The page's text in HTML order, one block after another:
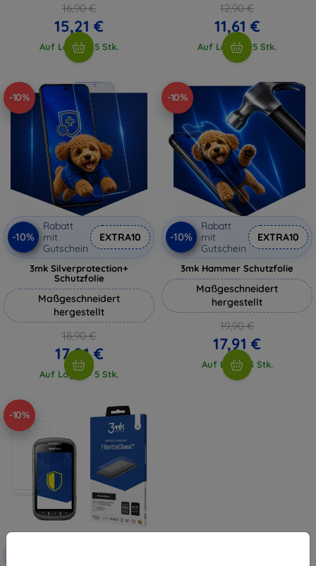
16,90 €
15,21 €
Auf Lager > 5 Stk.
12,90 €
11,61 €
Auf Lager > 5 Stk.
-10%
-10%
Rabatt
mit
Gutschein
EXTRA10
3mk Silverprotection+
Schutzfolie
Maßgeschneidert
hergestellt
18,90 €
17,01 €
Auf Lager > 5 Stk.
-10%
-10%
Rabatt
mit
Gutschein
EXTRA10
3mk Hammer Schutzfolie
Maßgeschneidert
hergestellt
19,90 €
17,91 €
Auf Lager 3 Stk.
-10%